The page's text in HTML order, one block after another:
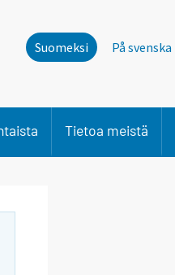
Suomeksi På svenska
Tietoa meistä